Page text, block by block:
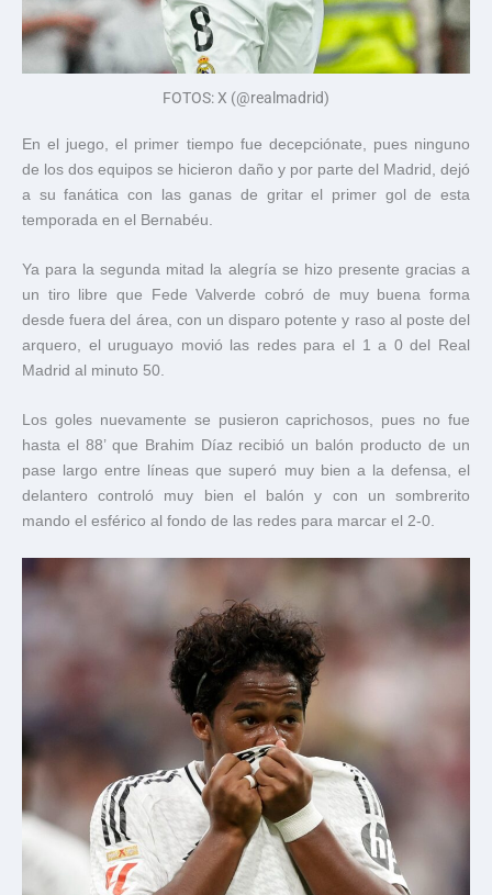
FOTOS: X (@realmadrid)
En el juego, el primer tiempo fue decepciónate, pues ninguno
de los dos equipos se hicieron daño y por parte del Madrid, dejó
a su fanática con las ganas de gritar el primer gol de esta
temporada en el Bernabéu.
Ya para la segunda mitad la alegría se hizo presente gracias a
un tiro libre que Fede Valverde cobró de muy buena forma
desde fuera del área, con un disparo potente y raso al poste del
arquero, el uruguayo movió las redes para el 1 a 0 del Real
Madrid al minuto 50.
Los goles nuevamente se pusieron caprichosos, pues no fue
hasta el 88’ que Brahim Díaz recibió un balón producto de un
pase largo entre líneas que superó muy bien a la defensa, el
delantero controló muy bien el balón y con un sombrerito
mando el esférico al fondo de las redes para marcar el 2-0.